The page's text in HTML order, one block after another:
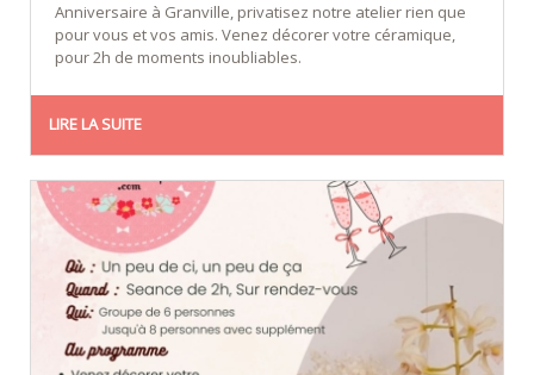
Anniversaire à Granville, privatisez notre atelier rien que
pour vous et vos amis. Venez décorer votre céramique,
pour 2h de moments inoubliables.
LIRE LA SUITE